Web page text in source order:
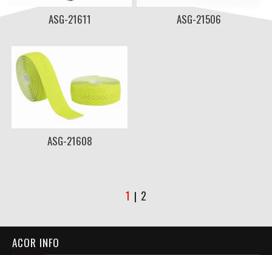
ASG-21611 ASG-21506
ASG-21608
1 | 2
ACOR INFO